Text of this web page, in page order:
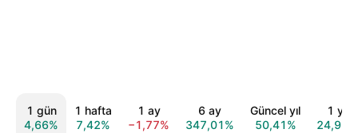
1 gün
4,66%
1 hafta
7,42%
1 ay
−1,77%
6 ay
347,01%
Güncel yıl
50,41%
1 yıl
24,99%